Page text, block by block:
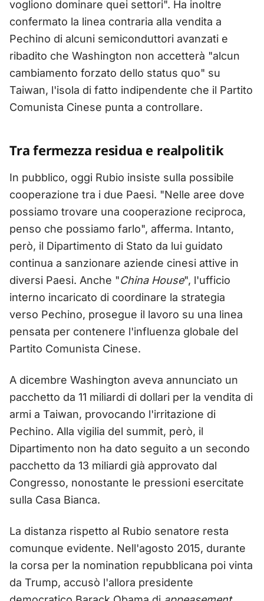
vogliono dominare quei settori". Ha inoltre
confermato la linea contraria alla vendita a
Pechino di alcuni semiconduttori avanzati e
ribadito che Washington non accetterà "alcun
cambiamento forzato dello status quo" su
Taiwan, l'isola di fatto indipendente che il Partito
Comunista Cinese punta a controllare.
Tra fermezza residua e realpolitik
In pubblico, oggi Rubio insiste sulla possibile
cooperazione tra i due Paesi. "Nelle aree dove
possiamo trovare una cooperazione reciproca,
penso che possiamo farlo", afferma. Intanto,
però, il Dipartimento di Stato da lui guidato
continua a sanzionare aziende cinesi attive in
diversi Paesi. Anche "China House", l'ufficio
interno incaricato di coordinare la strategia
verso Pechino, prosegue il lavoro su una linea
pensata per contenere l'influenza globale del
Partito Comunista Cinese.
A dicembre Washington aveva annunciato un
pacchetto da 11 miliardi di dollari per la vendita di
armi a Taiwan, provocando l'irritazione di
Pechino. Alla vigilia del summit, però, il
Dipartimento non ha dato seguito a un secondo
pacchetto da 13 miliardi già approvato dal
Congresso, nonostante le pressioni esercitate
sulla Casa Bianca.
La distanza rispetto al Rubio senatore resta
comunque evidente. Nell'agosto 2015, durante
la corsa per la nomination repubblicana poi vinta
da Trump, accusò l'allora presidente